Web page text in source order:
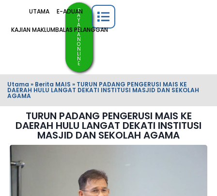
UTAMA E-ADUAN
KAJIAN MAKLUMBALAS PELANGGAN
B
A
Y
A
R
A
N
O
N
LI
N
E
Utama » Berita MAIS » TURUN PADANG PENGERUSI MAIS KE
DAERAH HULU LANGAT DEKATI INSTITUSI MASJID DAN SEKOLAH
AGAMA
TURUN PADANG PENGERUSI MAIS KE
DAERAH HULU LANGAT DEKATI INSTITUSI
MASJID DAN SEKOLAH AGAMA